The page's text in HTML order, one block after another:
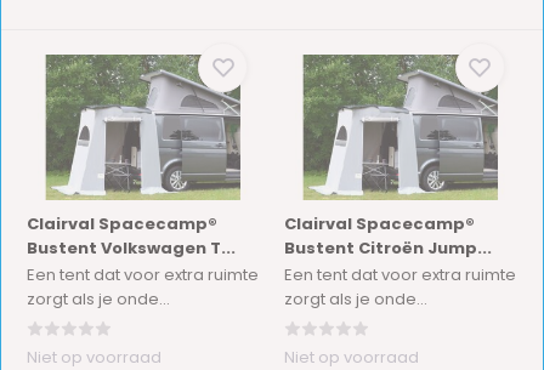
Clairval Spacecamp®
Bustent Volkswagen T...
Een tent dat voor extra ruimte
zorgt als je onde...
Niet op voorraad
Clairval Spacecamp®
Bustent Citroën Jump...
Een tent dat voor extra ruimte
zorgt als je onde...
Niet op voorraad